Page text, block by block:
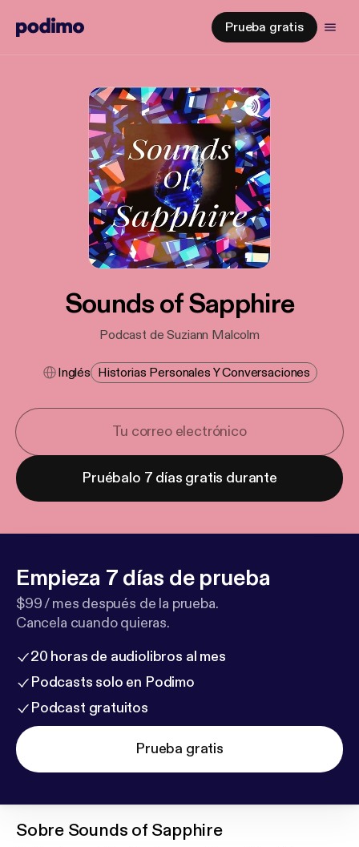
Prueba gratis
Sounds of Sapphire
Podcast de Suziann Malcolm
Inglés Historias Personales Y Conversaciones
Pruébalo 7 días gratis durante
Empieza 7 días de prueba
$99 / mes después de la prueba.
Cancela cuando quieras.
20 horas de audiolibros al mes
Podcasts solo en Podimo
Podcast gratuitos
Prueba gratis
Sobre Sounds of Sapphire